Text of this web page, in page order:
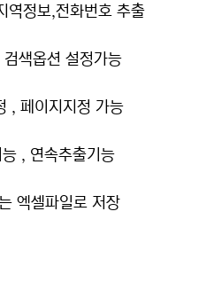
역정보,전화번호 추출
색옵션 설정가능
, 페이지지정 가능
, 연속추출기능
엑셀파일로 저장